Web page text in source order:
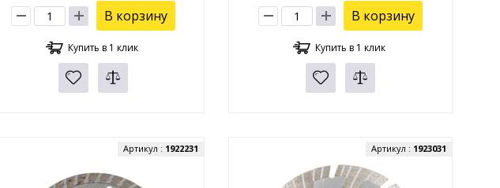
В корзину
Купить в 1 клик
В корзину
Купить в 1 клик
Артикул : 1922231 Артикул : 1923031